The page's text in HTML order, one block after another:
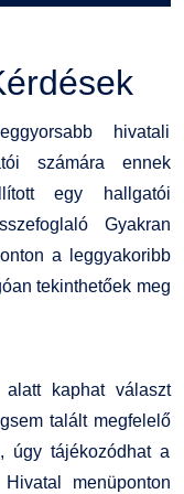
Tájékoztató
hivatali
számára ennek
egy hallgatói
Gyakran
a leggyakoribb
tekinthetőek meg
kaphat választ
talált megfelelő
úgy tájékozódhat a
menüponton